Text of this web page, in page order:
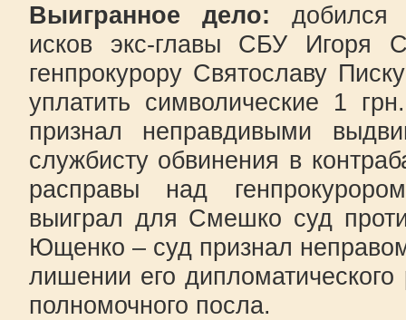
Выигранное дело: добился
исков экс-главы СБУ Игоря
генпрокурору Святославу
уплатить символические 1
признал неправдивыми
службисту обвинения в
расправы над
выиграл для Смешко суд
Ющенко – суд признал
лишении его дипломатического
полномочного посла.